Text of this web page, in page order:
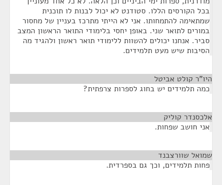
בכל הקורסים הללו. סטודנט לא יכול לבנות לו תוכנית
שמתאימה להתמחותו. אני לא הייתי מתרכז בעניין של מחסור
במורים לתואר שני. באופן יחסי בלימודי התואר הראשון המצב
סביר. אנחנו יכולים להשוות ללימודי תואר ראשון ולהגיד מה
הסיבות שיש מעט תלמידים.
היו"ר קולט אביטל
כמה תלמידים יש בחוג לספרות צרפתית?
אלכסנדר קוליק
אני חושב שפחות.
שמואל שוורצבנד
פחות תלמידים, וכך גם בספרדית.